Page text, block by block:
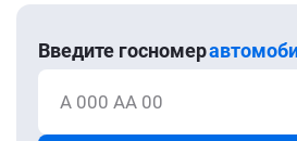
Введите госномер
А 000 АА 00